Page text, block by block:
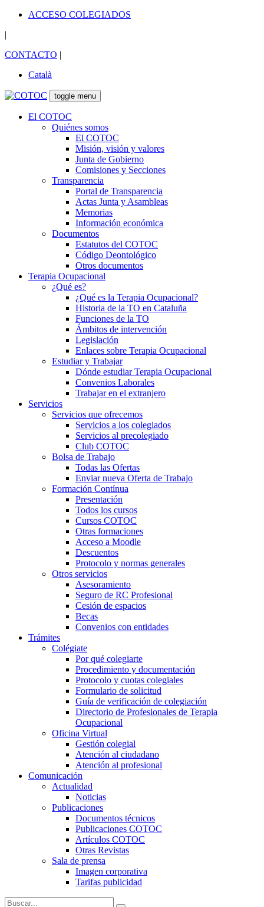
ACCESO COLEGIADOS
|
CONTACTO |
Català
toggle menu
El COTOC
Quiénes somos
El COTOC
Misión, visión y valores
Junta de Gobierno
Comisiones y Secciones
Transparencia
Portal de Transparencia
Actas Junta y Asambleas
Memorias
Información económica
Documentos
Estatutos del COTOC
Código Deontológico
Otros documentos
Terapia Ocupacional
¿Qué es?
¿Qué es la Terapia Ocupacional?
Historia de la TO en Cataluña
Funciones de la TO
Ámbitos de intervención
Legislación
Enlaces sobre Terapia Ocupacional
Estudiar y Trabajar
Dónde estudiar Terapia Ocupacional
Convenios Laborales
Trabajar en el extranjero
Servicios
Servicios que ofrecemos
Servicios a los colegiados
Servicios al precolegiado
Club COTOC
Bolsa de Trabajo
Todas las Ofertas
Enviar nueva Oferta de Trabajo
Formación Contínua
Presentación
Todos los cursos
Cursos COTOC
Otras formaciones
Acceso a Moodle
Descuentos
Protocolo y normas generales
Otros servicios
Asesoramiento
Seguro de RC Profesional
Cesión de espacios
Becas
Convenios con entidades
Trámites
Colégiate
Por qué colegiarte
Procedimiento y documentación
Protocolo y cuotas colegiales
Formulario de solicitud
Guía de verificación de colegiación
Directorio de Profesionales de Terapia
Ocupacional
Oficina Virtual
Gestión colegial
Atención al ciudadano
Atención al profesional
Comunicación
Actualidad
Noticias
Publicaciones
Documentos técnicos
Publicaciones COTOC
Artículos COTOC
Otras Revistas
Sala de prensa
Imagen corporativa
Tarifas publicidad
Buscar: